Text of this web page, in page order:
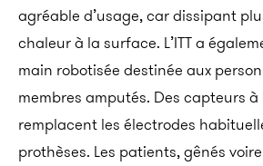
agréable d’usage, car dissipant
chaleur à la surface. L’ITT a
main robotisée destinée aux
membres amputés. Des capteurs
remplacent les électrodes
prothèses. Les patients, gênés